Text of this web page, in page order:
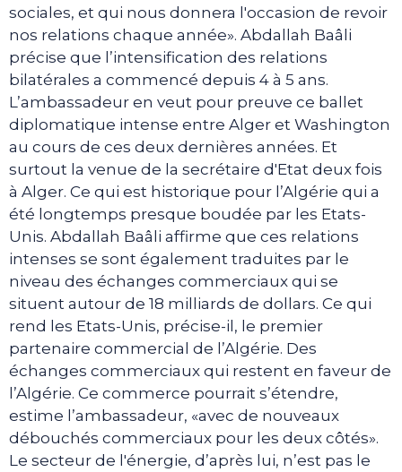
sociales, et qui nous donnera l'occasion de revoir
nos relations chaque année». Abdallah Baâli
précise que l’intensification des relations
bilatérales a commencé depuis 4 à 5 ans.
L’ambassadeur en veut pour preuve ce ballet
diplomatique intense entre Alger et Washington
au cours de ces deux dernières années. Et
surtout la venue de la secrétaire d'Etat deux fois
à Alger. Ce qui est historique pour l’Algérie qui a
été longtemps presque boudée par les Etats-
Unis. Abdallah Baâli affirme que ces relations
intenses se sont également traduites par le
niveau des échanges commerciaux qui se
situent autour de 18 milliards de dollars. Ce qui
rend les Etats-Unis, précise-il, le premier
partenaire commercial de l’Algérie. Des
échanges commerciaux qui restent en faveur de
l’Algérie. Ce commerce pourrait s’étendre,
estime l’ambassadeur, «avec de nouveaux
débouchés commerciaux pour les deux côtés».
Le secteur de l'énergie, d’après lui, n’est pas le